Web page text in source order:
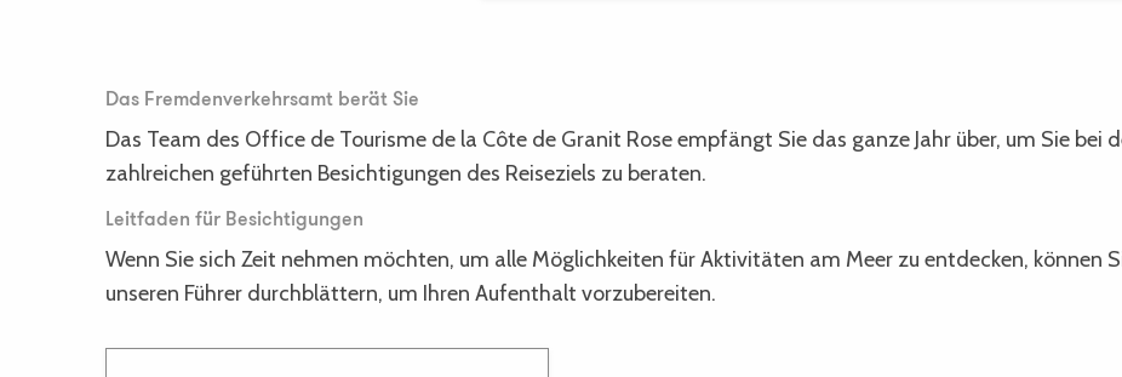
Das Fremdenverkehrsamt berät Sie
Das Team des Office de Tourisme de la Côte de Granit Rose empfängt Sie das ganze Jahr über, um Sie bei
zahlreichen geführten Besichtigungen des Reiseziels zu beraten.
Leitfaden für Besichtigungen
Wenn Sie sich Zeit nehmen möchten, um alle Möglichkeiten für Aktivitäten am Meer zu entdecken, können
unseren Führer durchblättern, um Ihren Aufenthalt vorzubereiten.